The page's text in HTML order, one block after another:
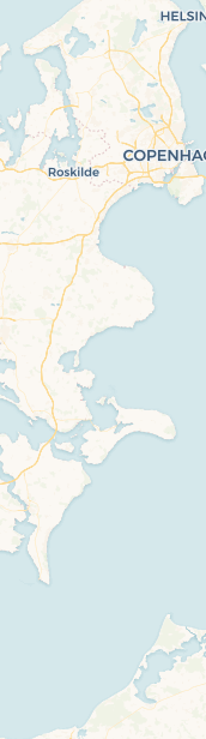
If you